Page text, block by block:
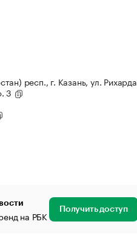
респ., г. Казань, ул. Рихарда
3
на РБК Получить доступ